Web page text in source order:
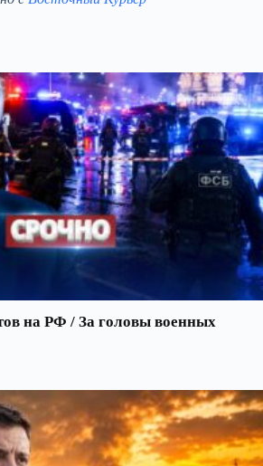
на РФ / За головы военных